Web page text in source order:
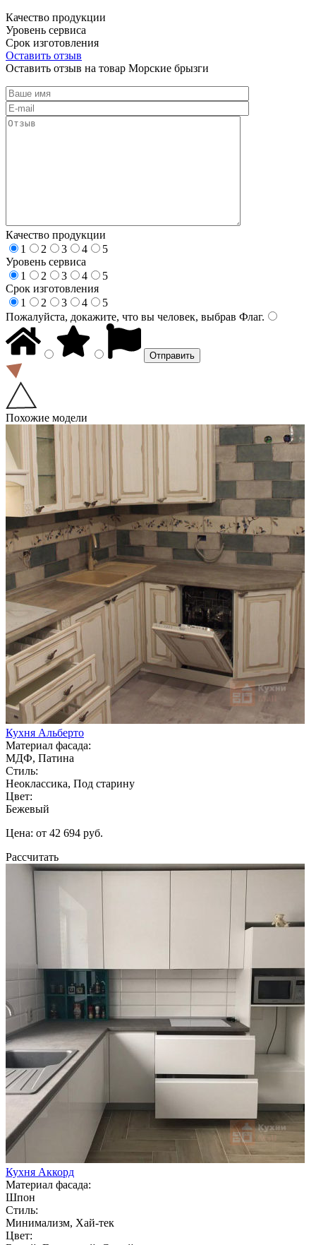
Качество продукции
Уровень сервиса
Срок изготовления
Оставить отзыв
Оставить отзыв на товар Морские брызги
Качество продукции
1
2 3 4
5
Уровень сервиса
1
2 3 4
5
Срок изготовления
1
2 3 4
5
Пожалуйста, докажите, что вы человек, выбрав Флаг.
Похожие модели
Кухня Альберто
Материал фасада:
МДФ, Патина
Стиль:
Неоклассика, Под старину
Цвет:
Бежевый
Цена: от 42 694 руб.
Рассчитать
Кухня Аккорд
Материал фасада:
Шпон
Стиль:
Минимализм, Хай-тек
Цвет: